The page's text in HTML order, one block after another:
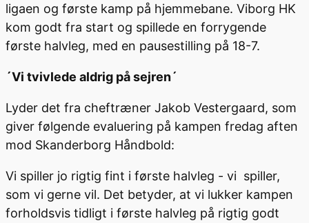
ligaen og første kamp på hjemmebane. Viborg HK
kom godt fra start og spillede en forrygende
første halvleg, med en pausestilling på 18-7.
´Vi tvivlede aldrig på sejren´
Lyder det fra cheftræner Jakob Vestergaard, som
giver følgende evaluering på kampen fredag aften
mod Skanderborg Håndbold:
Vi spiller jo rigtig fint i første halvleg - vi spiller,
som vi gerne vil. Det betyder, at vi lukker kampen
forholdsvis tidligt i første halvleg på rigtig godt